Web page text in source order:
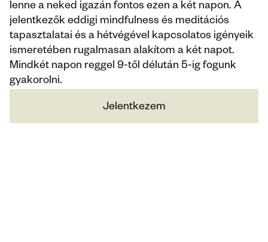
lenne a neked igazán fontos ezen a két napon. A
jelentkezők eddigi mindfulness és meditációs
tapasztalatai és a hétvégével kapcsolatos igényeik
ismeretében rugalmasan alakítom a két napot.
Mindkét napon reggel 9-től délután 5-ig fogunk
gyakorolni.
Jelentkezem